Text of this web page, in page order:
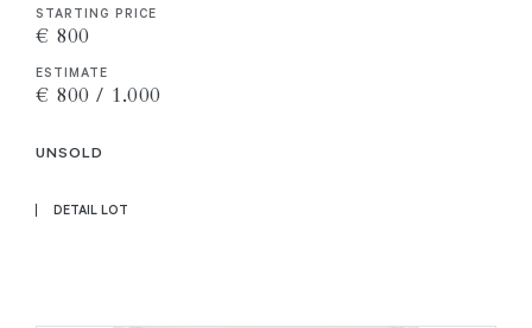
STARTING PRICE
€ 800
ESTIMATE
€ 800 / 1.000
UNSOLD
DETAIL LOT